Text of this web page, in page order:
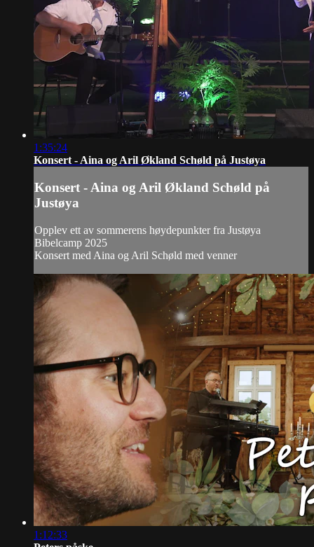
1:35:24
Konsert - Aina og Aril Økland Schøld på Justøya
Konsert - Aina og Aril Økland Schøld på
Justøya
Opplev ett av sommerens høydepunkter fra Justøya
Bibelcamp 2025
Konsert med Aina og Aril Schøld med venner
1:12:33